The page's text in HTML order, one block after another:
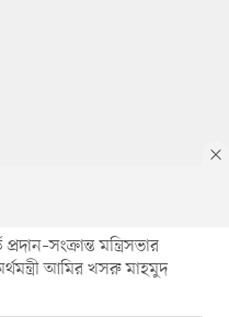
মন্ত্রিসভার
আমির খসরু মাহমুদ